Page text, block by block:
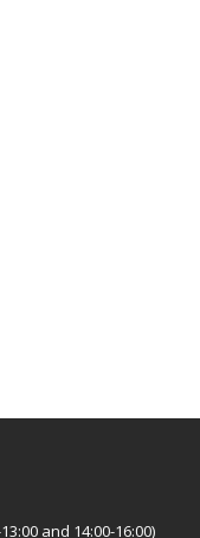
and 14:00-16:00)